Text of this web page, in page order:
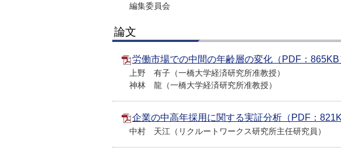
編集委員会
論文
労働市場での中間の年齢層の変化（PDF：865KB
上野 有子（一橋大学経済研究所准教授）
神林 龍（一橋大学経済研究所准教授）
企業の中高年採用に関する実証分析（PDF：
中村 天江（リクルートワークス研究所主任研究員）